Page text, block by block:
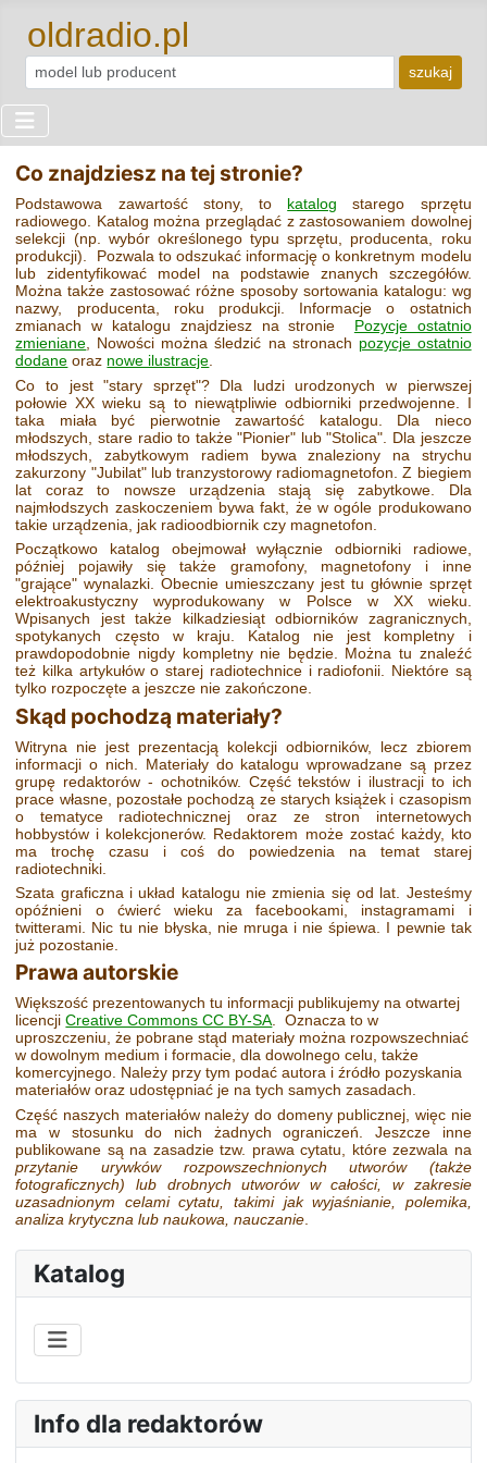
oldradio.pl
szukaj
Co znajdziesz na tej stronie?
Podstawowa zawartość stony, to katalog starego sprzętu
radiowego. Katalog można przeglądać z zastosowaniem dowolnej
selekcji (np. wybór określonego typu sprzętu, producenta, roku
produkcji). Pozwala to odszukać informację o konkretnym modelu
lub zidentyfikować model na podstawie znanych szczegółów.
Można także zastosować różne sposoby sortowania katalogu: wg
nazwy, producenta, roku produkcji. Informacje o ostatnich
zmianach w katalogu znajdziesz na stronie Pozycje ostatnio
zmieniane, Nowości można śledzić na stronach pozycje ostatnio
dodane oraz nowe ilustracje.
Co to jest "stary sprzęt"? Dla ludzi urodzonych w pierwszej
połowie XX wieku są to niewątpliwie odbiorniki przedwojenne. I
taka miała być pierwotnie zawartość katalogu. Dla nieco
młodszych, stare radio to także "Pionier" lub "Stolica". Dla jeszcze
młodszych, zabytkowym radiem bywa znaleziony na strychu
zakurzony "Jubilat" lub tranzystorowy radiomagnetofon. Z biegiem
lat coraz to nowsze urządzenia stają się zabytkowe. Dla
najmłodszych zaskoczeniem bywa fakt, że w ogóle produkowano
takie urządzenia, jak radioodbiornik czy magnetofon.
Początkowo katalog obejmował wyłącznie odbiorniki radiowe,
później pojawiły się także gramofony, magnetofony i inne
"grające" wynalazki. Obecnie umieszczany jest tu głównie sprzęt
elektroakustyczny wyprodukowany w Polsce w XX wieku.
Wpisanych jest także kilkadziesiąt odbiorników zagranicznych,
spotykanych często w kraju. Katalog nie jest kompletny i
prawdopodobnie nigdy kompletny nie będzie. Można tu znaleźć
też kilka artykułów o starej radiotechnice i radiofonii. Niektóre są
tylko rozpoczęte a jeszcze nie zakończone.
Skąd pochodzą materiały?
Witryna nie jest prezentacją kolekcji odbiorników, lecz zbiorem
informacji o nich. Materiały do katalogu wprowadzane są przez
grupę redaktorów - ochotników. Część tekstów i ilustracji to ich
prace własne, pozostałe pochodzą ze starych książek i czasopism
o tematyce radiotechnicznej oraz ze stron internetowych
hobbystów i kolekcjonerów. Redaktorem może zostać każdy, kto
ma trochę czasu i coś do powiedzenia na temat starej
radiotechniki.
Szata graficzna i układ katalogu nie zmienia się od lat. Jesteśmy
opóźnieni o ćwierć wieku za facebookami, instagramami i
twitterami. Nic tu nie błyska, nie mruga i nie śpiewa. I pewnie tak
już pozostanie.
Prawa autorskie
Większość prezentowanych tu informacji publikujemy na otwartej
licencjiCreative Commons CC BY-SA. Oznacza to w
uproszczeniu, że pobrane stąd materiały można rozpowszechniać
w dowolnym medium i formacie, dla dowolnego celu, także
komercyjnego. Należy przy tym podać autora i źródło pozyskania
materiałów oraz udostępniać je na tych samych zasadach.
Część naszych materiałów należy do domeny publicznej, więc nie
ma w stosunku do nich żadnych ograniczeń. Jeszcze inne
publikowane są na zasadzie tzw. prawa cytatu, które zezwala na
przytanie urywków rozpowszechnionych utworów (także
fotograficznych) lub drobnych utworów w całości, w zakresie
uzasadnionym celami cytatu, takimi jak wyjaśnianie, polemika,
analiza krytyczna lub naukowa, nauczanie
Katalog
Info dla redaktorów